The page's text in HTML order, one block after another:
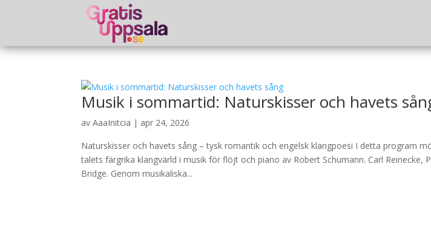
Musik i sommartid: Naturskisser och havets
avAaaInitcia | apr 24, 2026
Naturskisser och havets sång – tysk romantik och engelsk klangpoesi I detta program
talets färgrika klangvärld i musik för flöjt och piano av Robert Schumann. Carl Reinecke,
Bridge. Genom musikaliska...